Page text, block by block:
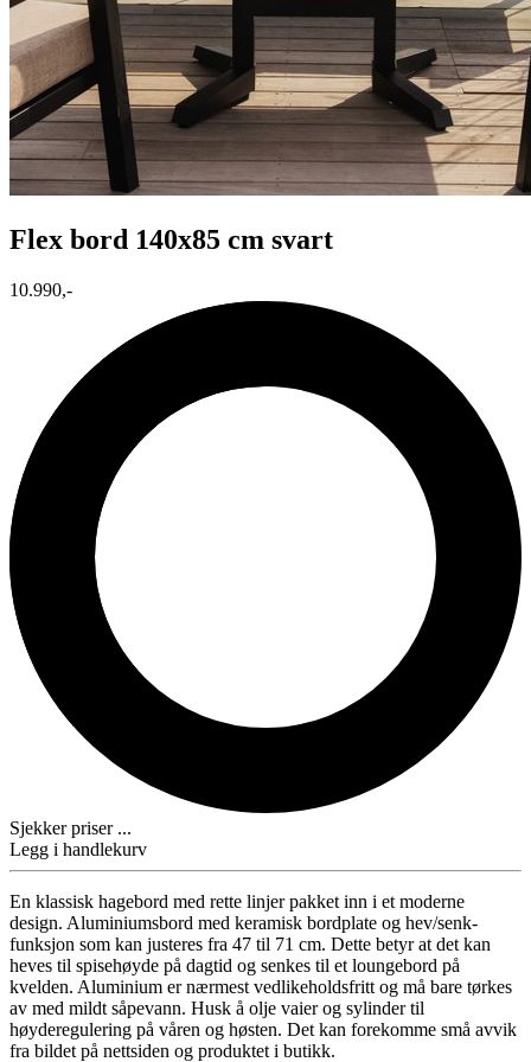
Flex bord 140x85 cm svart
10.990,-
Sjekker priser ...
Legg i handlekurv
En klassisk hagebord med rette linjer pakket inn i et moderne
design. Aluminiumsbord med keramisk bordplate og hev/senk-
funksjon som kan justeres fra 47 til 71 cm. Dette betyr at det kan
heves til spisehøyde på dagtid og senkes til et loungebord på
kvelden. Aluminium er nærmest vedlikeholdsfritt og må bare tørkes
av med mildt såpevann. Husk å olje vaier og sylinder til
høyderegulering på våren og høsten. Det kan forekomme små avvik
fra bildet på nettsiden og produktet i butikk.